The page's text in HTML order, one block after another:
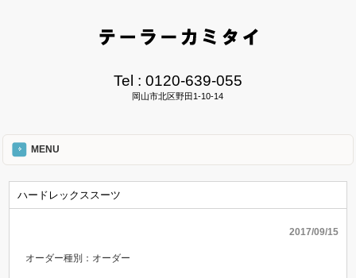
Tel : 0120-639-055
岡山市北区野田1-10-14
MENU
ハードレックススーツ
2017/09/15
オーダー種別：オーダー